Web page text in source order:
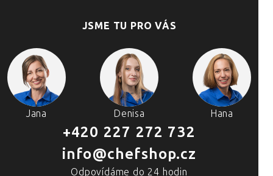
JSME TU PRO VÁS
Jana Denisa Hana
+420 227 272 732
info@chefshop.cz
Odpovídáme do 24 hodin